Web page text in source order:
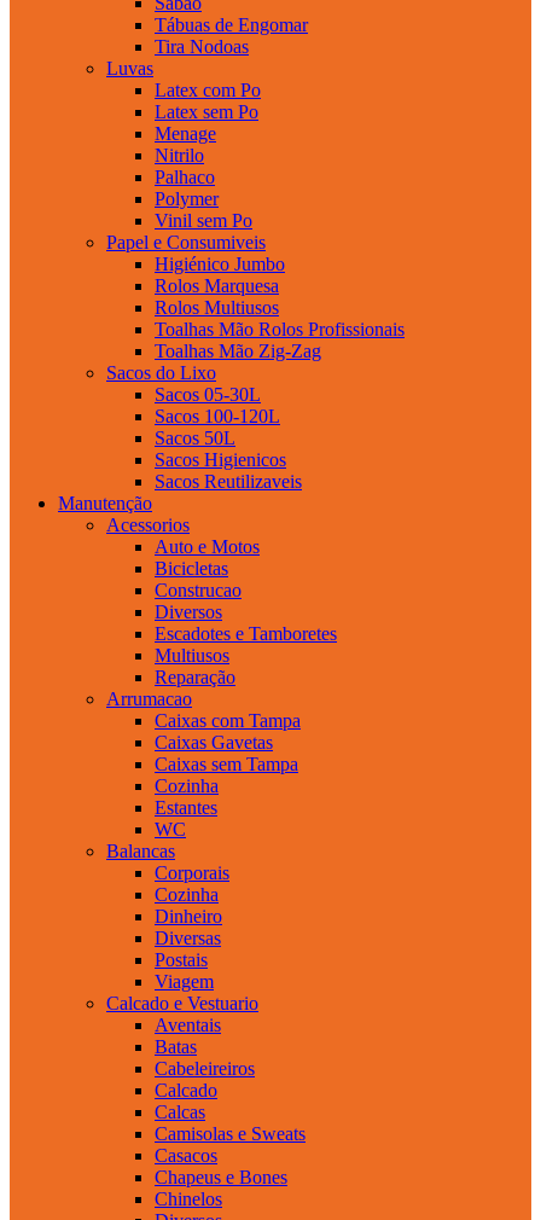
Tábuas de Engomar
Tira Nodoas
Luvas
Latex com Po
Latex sem Po
Menage
Nitrilo
Palhaco
Polymer
Vinil sem Po
Papel e Consumiveis
Higiénico Jumbo
Rolos Marquesa
Rolos Multiusos
Toalhas Mão Rolos Profissionais
Toalhas Mão Zig-Zag
Sacos do Lixo
Sacos 05-30L
Sacos 100-120L
Sacos 50L
Sacos Higienicos
Sacos Reutilizaveis
Manutenção
Acessorios
Auto e Motos
Bicicletas
Construcao
Diversos
Escadotes e Tamboretes
Multiusos
Reparação
Arrumacao
Caixas com Tampa
Caixas Gavetas
Caixas sem Tampa
Cozinha
Estantes
WC
Balancas
Corporais
Cozinha
Dinheiro
Diversas
Postais
Viagem
Calcado e Vestuario
Aventais
Batas
Cabeleireiros
Calcado
Calcas
Camisolas e Sweats
Casacos
Chapeus e Bones
Chinelos